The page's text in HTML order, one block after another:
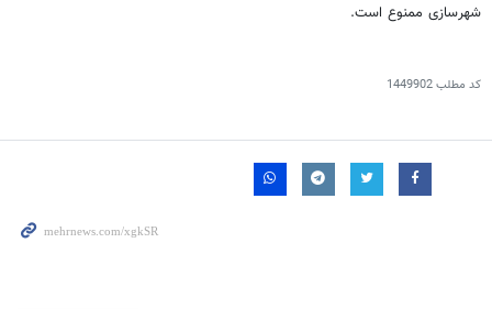
شهرسازی ممنوع است.
کد مطلب1449902